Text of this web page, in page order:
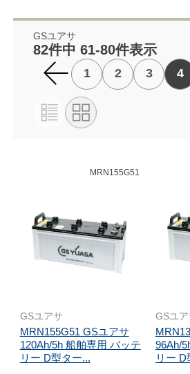
GSユアサ
82件中 61-80件表示
1 2 3 4
MRN155G51
GSユアサ
MRN155G51 GSユアサ
120Ah/5h 船舶専用 バッテ
リー D型ター...
GSユア
96Ah/
リー D